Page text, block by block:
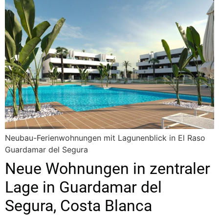
Neubau-Ferienwohnungen mit Lagunenblick in El Raso
Guardamar del Segura
Neue Wohnungen in zentraler
Lage in Guardamar del
Segura, Costa Blanca